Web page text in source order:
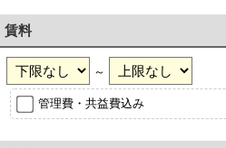
賃料
～
管理費・共益費込み